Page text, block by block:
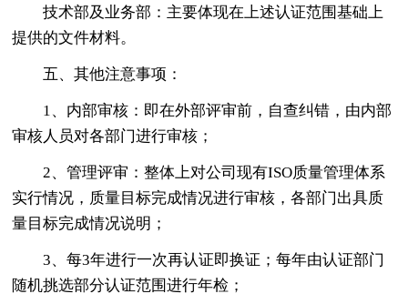
技术部及业务部：主要体现在上述认证范围基础上
提供的文件材料。
五、其他注意事项：
1、内部审核：即在外部评审前，自查纠错，由内部
审核人员对各部门进行审核；
2、管理评审：整体上对公司现有ISO质量管理体系
实行情况，质量目标完成情况进行审核，各部门出具质
量目标完成情况说明；
3、每3年进行一次再认证即换证；每年由认证部门
随机挑选部分认证范围进行年检；